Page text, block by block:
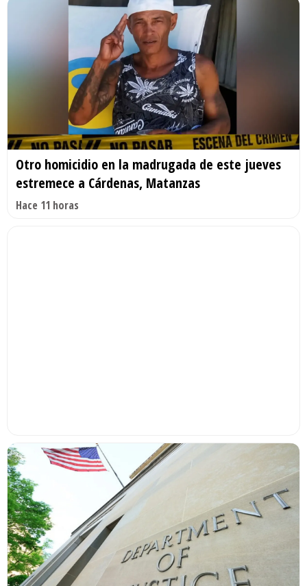
Otro homicidio en la madrugada de este jueves
estremece a Cárdenas, Matanzas
Hace 11 horas